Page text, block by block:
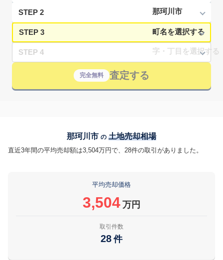
STEP 2
STEP 3
STEP 4
完全無料 査定する
那珂川市 の 土地売却相場
直近3年間の平均売却額は3,504万円で、28件の取引がありました。
平均売却価格
3,504 万円
取引件数
28 件